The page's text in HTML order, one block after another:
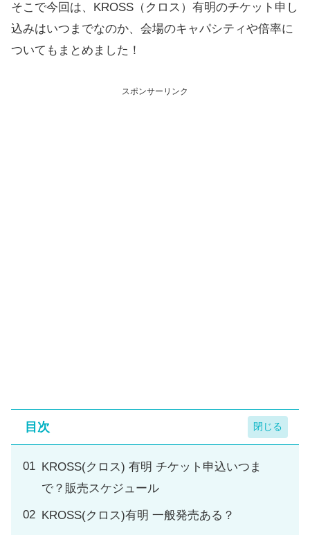
そこで今回は、KROSS（クロス）有明のチケット申し
込みはいつまでなのか、会場のキャパシティや倍率に
ついてもまとめました！
スポンサーリンク
目次
KROSS(クロス) 有明 チケット申込いつま
で？販売スケジュール
KROSS(クロス)有明 一般発売ある？